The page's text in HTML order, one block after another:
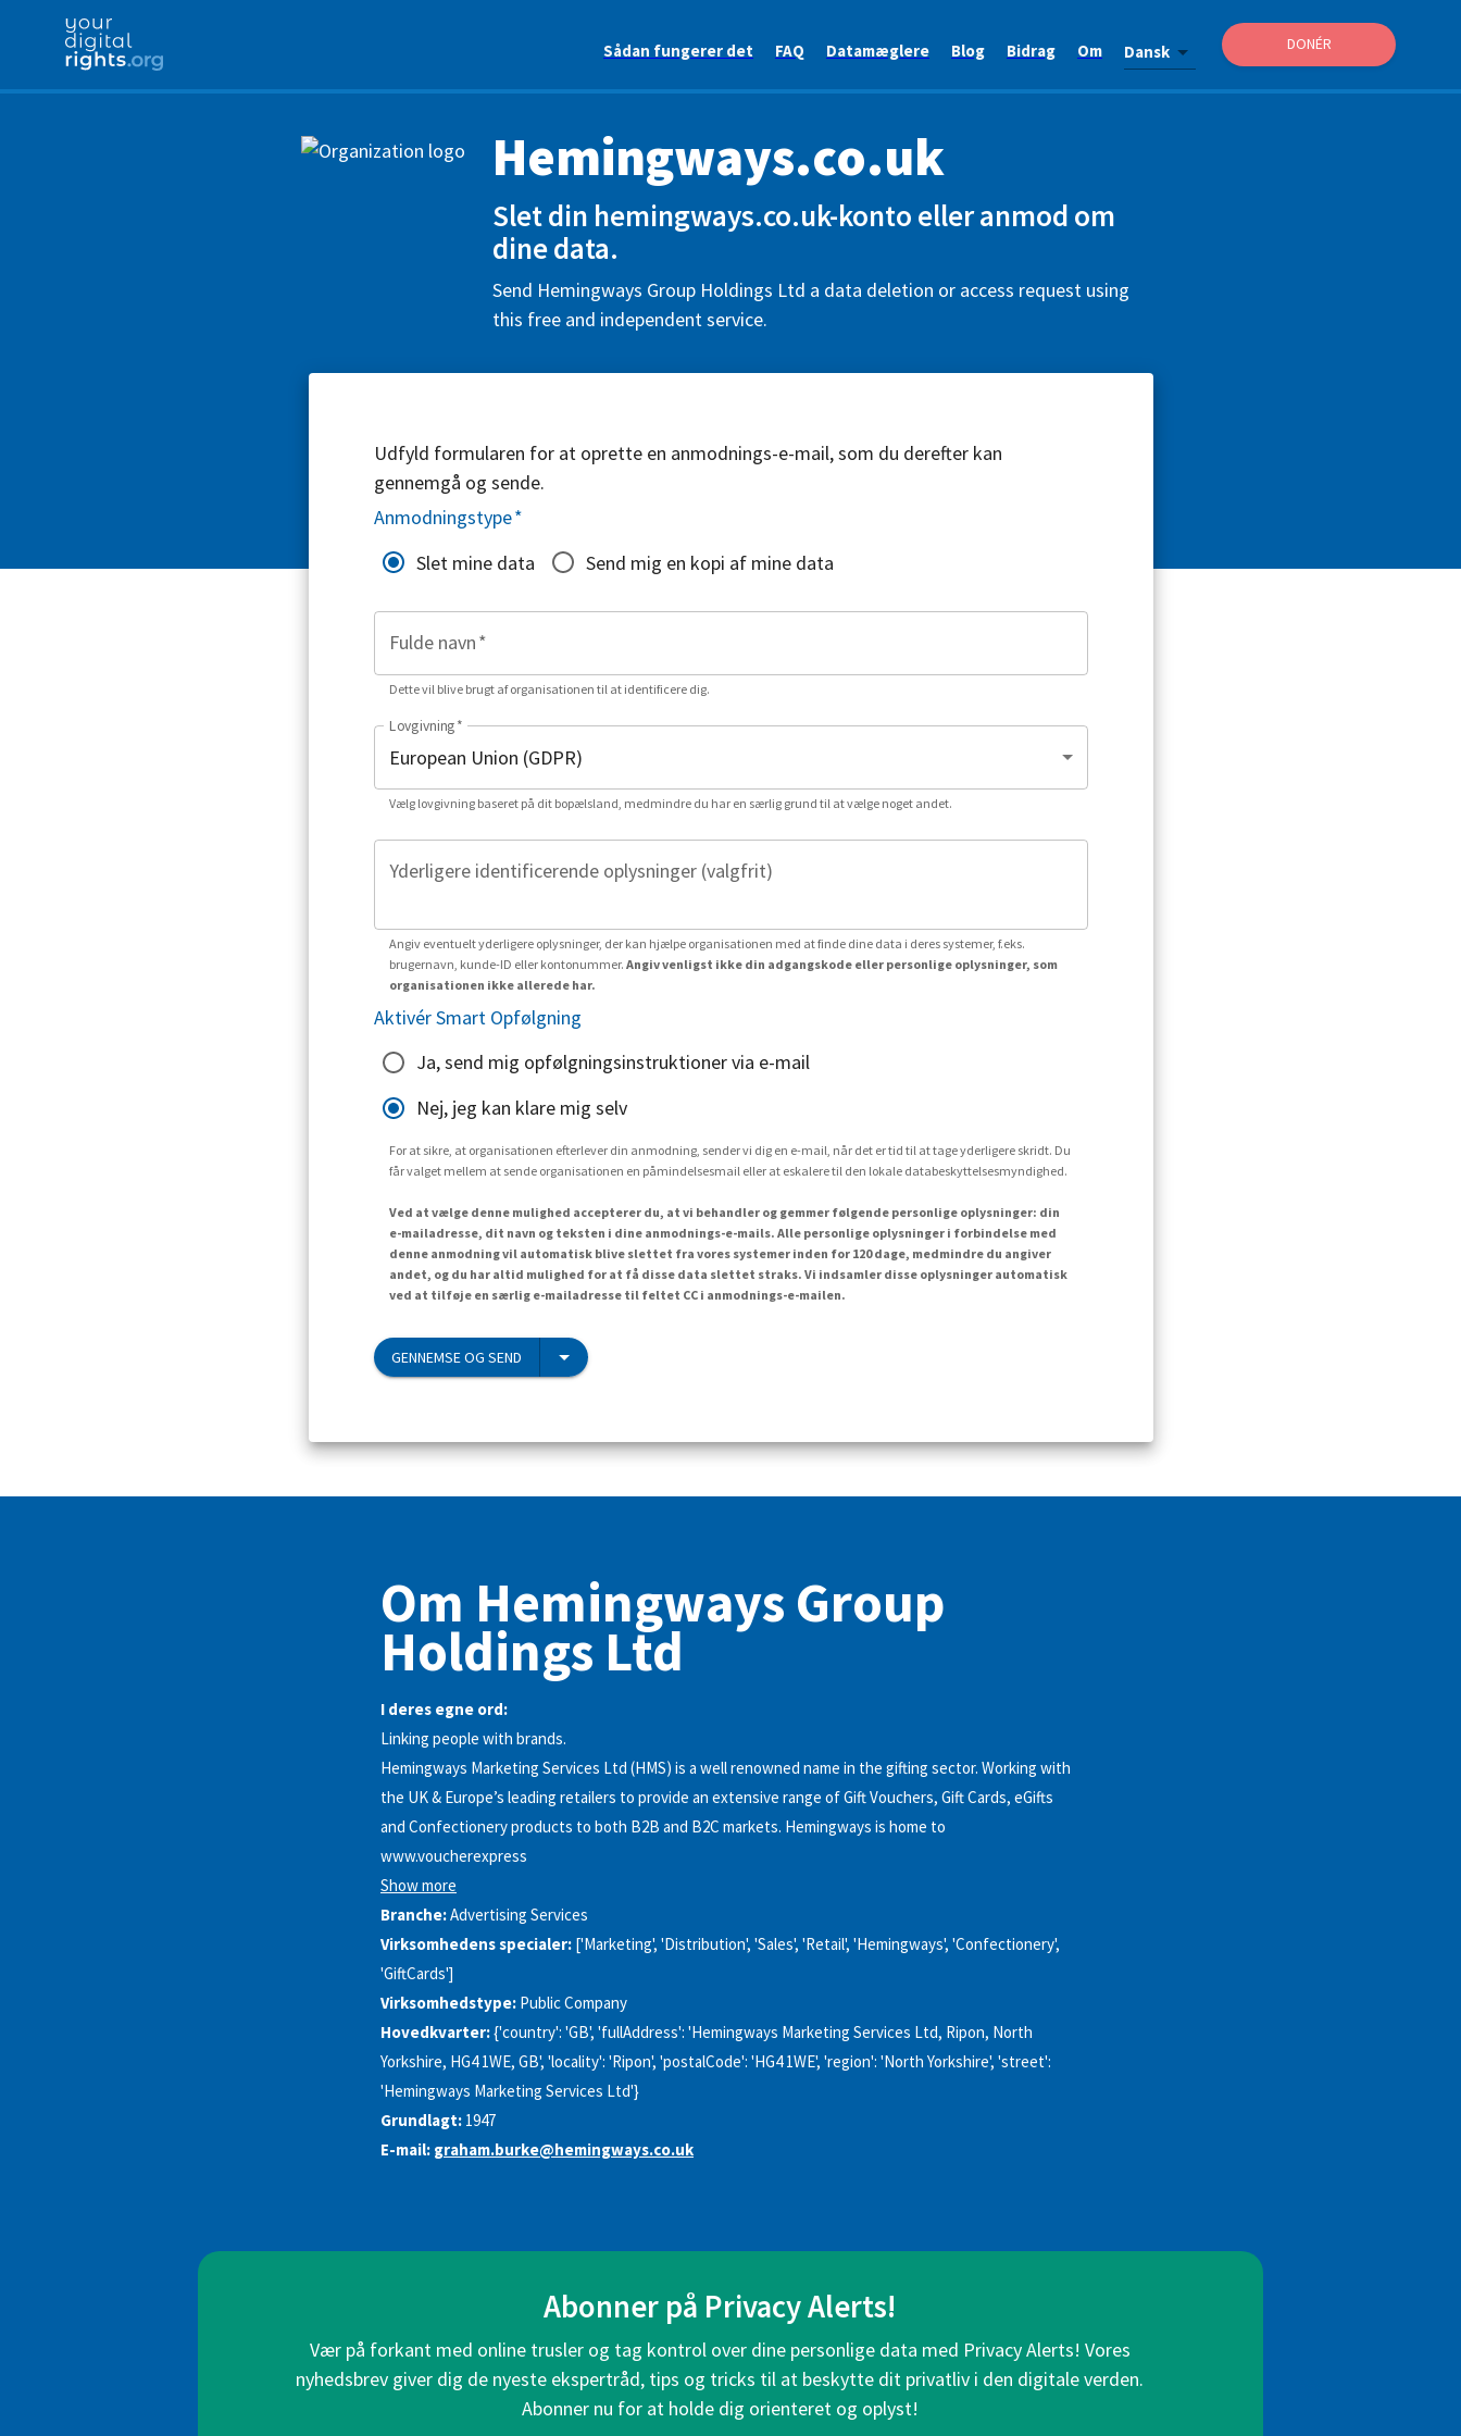
Sådan fungerer det FAQ Datamæglere Blog Bidrag Om Dansk DONÉR
Hemingways.co.uk
Slet din hemingways.co.uk-konto eller anmod om
dine data.
Send Hemingways Group Holdings Ltd a data deletion or access request using
this free and independent service.
Udfyld formularen for at oprette en anmodnings-e-mail, som du derefter kan
gennemgå og sende.
Anmodningstype*
Slet mine data
Send mig en kopi af mine data
Fulde navn*
Dette vil blive brugt af organisationen til at identificere dig.
Lovgivning*
Vælg lovgivning baseret på dit bopælsland, medmindre du har en særlig grund til at vælge noget andet.
Yderligere identificerende oplysninger (valgfrit)
Angiv eventuelt yderligere oplysninger, der kan hjælpe organisationen med at finde dine data i deres systemer, f.eks.
brugernavn, kunde-ID eller kontonummer. Angiv venligst ikke din adgangskode eller personlige oplysninger, som
organisationen ikke allerede har.
Aktivér Smart Opfølgning
Ja, send mig opfølgningsinstruktioner via e-mail
Nej, jeg kan klare mig selv
For at sikre, at organisationen efterlever din anmodning, sender vi dig en e-mail, når det er tid til at tage yderligere skridt. Du
får valget mellem at sende organisationen en påmindelsesmail eller at eskalere til den lokale databeskyttelsesmyndighed.
Ved at vælge denne mulighed accepterer du, at vi behandler og gemmer følgende personlige oplysninger: din
e-mailadresse, dit navn og teksten i dine anmodnings-e-mails. Alle personlige oplysninger i forbindelse med
denne anmodning vil automatisk blive slettet fra vores systemer inden for 120 dage, medmindre du angiver
andet, og du har altid mulighed for at få disse data slettet straks. Vi indsamler disse oplysninger automatisk
ved at tilføje en særlig e-mailadresse til feltet CC i anmodnings-e-mailen.
GENNEMSE OG SEND
Om Hemingways Group
Holdings Ltd
I deres egne ord:
Linking people with brands.
Hemingways Marketing Services Ltd (HMS) is a well renowned name in the gifting sector. Working with
the UK & Europe’s leading retailers to provide an extensive range of Gift Vouchers, Gift Cards, eGifts
and Confectionery products to both B2B and B2C markets. Hemingways is home to
www.voucherexpress
Show more
Branche:Advertising Services
Virksomhedens specialer: ['Marketing', 'Distribution', 'Sales', 'Retail', 'Hemingways', 'Confectionery',
'GiftCards']
Virksomhedstype: Public Company
Hovedkvarter:{'country': 'GB', 'fullAddress': 'Hemingways Marketing Services Ltd, Ripon, North
Yorkshire, HG4 1WE, GB', 'locality': 'Ripon', 'postalCode': 'HG4 1WE', 'region': 'North Yorkshire', 'street':
'Hemingways Marketing Services Ltd'}
Grundlagt: 1947
E-mail: graham.burke@hemingways.co.uk
Abonner på Privacy Alerts!
Vær på forkant med online trusler og tag kontrol over dine personlige data med Privacy Alerts! Vores
nyhedsbrev giver dig de nyeste ekspertråd, tips og tricks til at beskytte dit privatliv i den digitale verden.
Abonner nu for at holde dig orienteret og oplyst!